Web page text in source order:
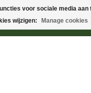
voor sociale media
wijzigen:
Manage cookies